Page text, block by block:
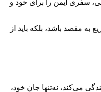
و خستگی، سفری ایمن را برای خود و
مقصد باشد، بلکه باید از
می‌کند، نه‌تنها جان خود،